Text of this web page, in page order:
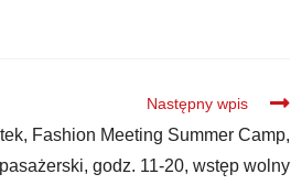
Następny wpis
Fashion Meeting Summer Camp,
godz. 11-20, wstęp wolny